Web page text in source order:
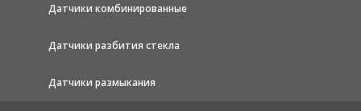
Датчики комбинированные
Датчики разбития стекла
Датчики размыкания